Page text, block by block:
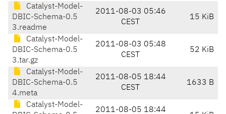
Catalyst-Model-
DBIC-Schema-0.5
3.readme
2011-08-03 05:46
CEST
15 KiB
Catalyst-Model-
DBIC-Schema-0.5
3.tar.gz
2011-08-03 05:48
CEST
52 KiB
Catalyst-Model-
DBIC-Schema-0.5
4.meta
2011-08-05 18:44
CEST
1633 B
Catalyst-Model-
2011-08-05 18:44